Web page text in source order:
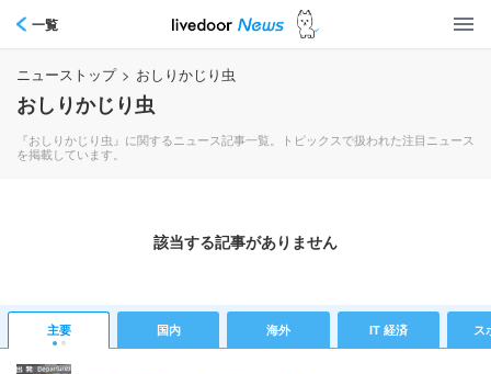
一覧
ニューストップ > おしりかじり虫
おしりかじり虫
『おしりかじり虫』に関するニュース記事一覧。トピックスで扱われた注目ニュース
を掲載しています。
該当する記事がありません
主要 国内 海外 IT 経済 ス